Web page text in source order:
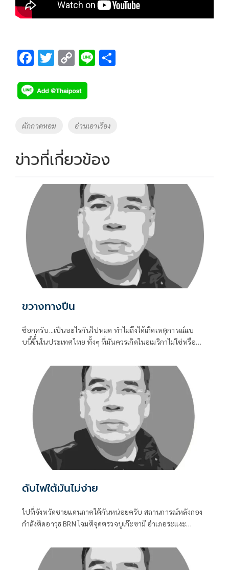
F
e
b
o
k
T
tt
er
C
p
y
Li
k
Li
Tags
ผักกาดหอม อ่านเอาเรื่อง
ข่าวที่เกี่ยวข้อง
ขวางทางปืน
ช็อกครับ...เป็นอะไรกันไปหมด ทำไมถึงได้เกิดเหตุการณ์แบ
บนี้ขึ้่นในประเทศไทย ทั้งๆ ที่มันควรเกิดในอเมริกาไม่ใช่หรือ
ไม่ว่าเด็กหรือผูัใหญ่ เมื่อถึงคราวต้องการใช้ มันหาได้ไม่ยาก
ดับไฟใต้มันไม่ง่าย
ไปที่จังหวัดชายแดนภาคใต้กันหน่อยครับ สถานการณ์หลังกอง
กำลังติดอาวุธ BRN โจมตีจุดตรวจบูเก๊ะซามี อำเภอระแงะ
ไม่สู้ดีเลยครับ